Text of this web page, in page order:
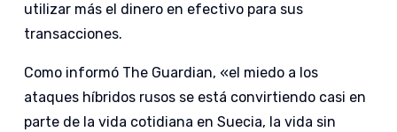
utilizar más el dinero en efectivo para sus
transacciones.
Como informó The Guardian, «el miedo a los
ataques híbridos rusos se está convirtiendo casi en
parte de la vida cotidiana en Suecia, la vida sin